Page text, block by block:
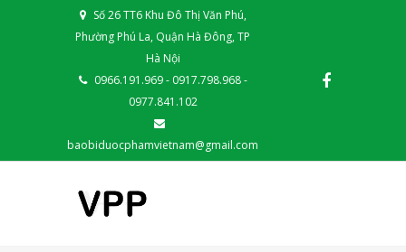
Số 26 TT6 Khu Đô Thị Văn Phú,
Phường Phú La, Quận Hà Đông, TP
Hà Nội
0966.191.969 - 0917.798.968 -
0977.841.102
baobiduocphamvietnam@gmail.com